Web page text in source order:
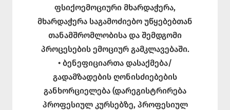
ფსიქოემოციური მხარდაჭერა,
მხარდაჭერა საგამოძიებო უწყებებთან
თანამშრომლობისა და შემდგომი
პროცესების ემოციურ გამკლავებაში.
• ბენეფიციართა დასაქმება/
გადამზადების ღონისძიებების
განხორციელება (დარეგისტრირება
პროფესიულ კურსებზე, პროფესიულ